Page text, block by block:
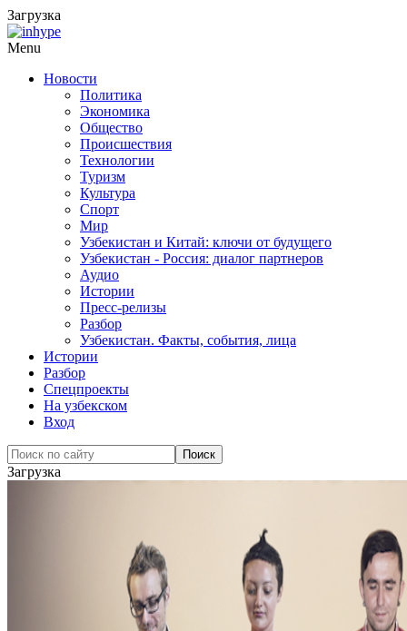
Загрузка
Menu
Новости
Политика
Экономика
Общество
Происшествия
Технологии
Туризм
Культура
Спорт
Мир
Узбекистан и Китай: ключи от будущего
Узбекистан - Россия: диалог партнеров
Аудио
Истории
Пресс-релизы
Разбор
Узбекистан. Факты, события, лица
Истории
Разбор
Спецпроекты
На узбекском
Вход
Загрузка